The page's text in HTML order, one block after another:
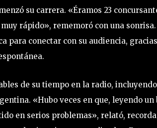
su carrera. «Éramos 23
rápido», rememoró con una
conectar con su audiencia,
de su tiempo en la radio,
«Hubo veces en que, leyendo
en serios problemas», relató,